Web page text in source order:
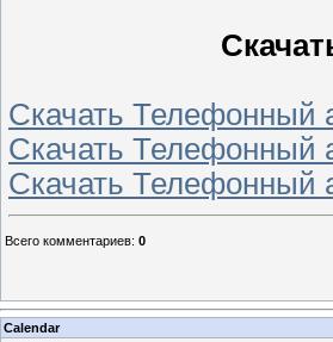
Скачать Телефонный
Скачать Телефонный
Скачать Телефонный
Всего комментариев: 0
Calendar